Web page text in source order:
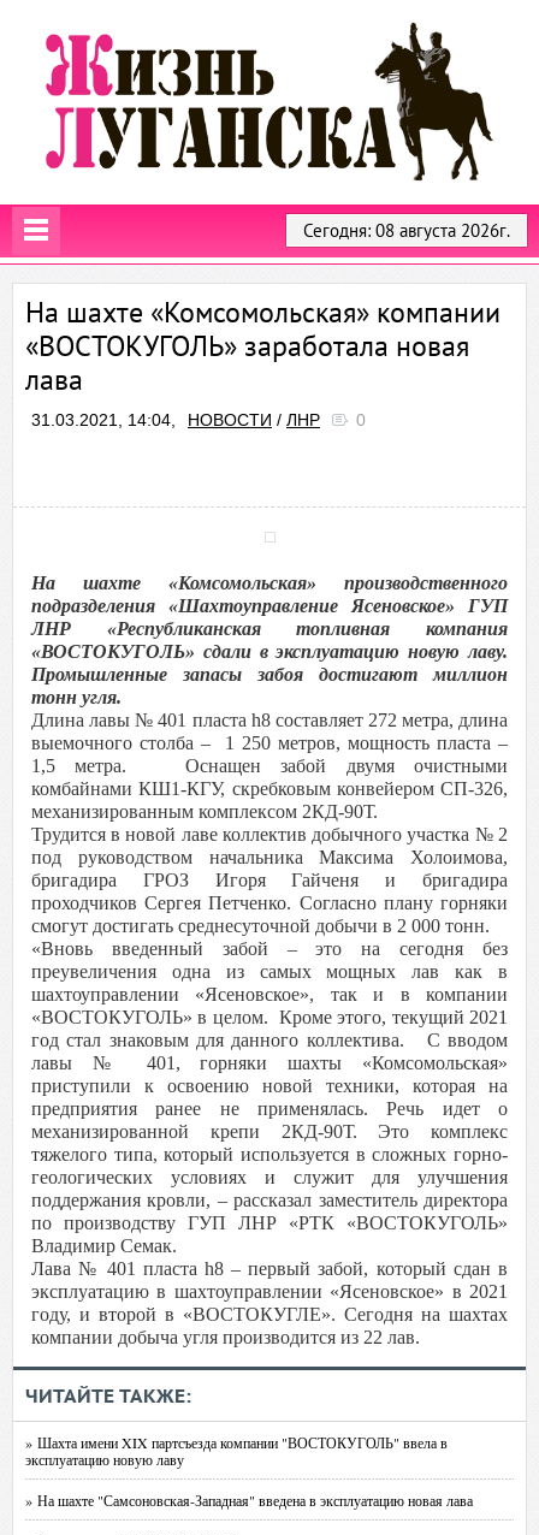
Сегодня: 08 августа 2026г.
На шахте «Комсомольская» компании
«ВОСТОКУГОЛЬ» заработала новая
лава
31.03.2021, 14:04, НОВОСТИ / ЛНР 0
На шахте «Комсомольская» производственного
подразделения «Шахтоуправление Ясеновское» ГУП
ЛНР «Республиканская топливная компания
«ВОСТОКУГОЛЬ» сдали в эксплуатацию новую лаву.
Промышленные запасы забоя достигают миллион
тонн угля.
Длина лавы № 401 пласта h8 составляет 272 метра, длина
выемочного столба – 1 250 метров, мощность пласта –
1,5 метра. Оснащен забой двумя очистными
комбайнами КШ1-КГУ, скребковым конвейером СП-326,
механизированным комплексом 2КД-90Т.
Трудится в новой лаве коллектив добычного участка № 2
под руководством начальника Максима Холоимова,
бригадира ГРОЗ Игоря Гайченя и бригадира
проходчиков Сергея Петченко. Согласно плану горняки
смогут достигать среднесуточной добычи в 2 000 тонн.
«Вновь введенный забой – это на сегодня без
преувеличения одна из самых мощных лав как в
шахтоуправлении «Ясеновское», так и в компании
«ВОСТОКУГОЛЬ» в целом. Кроме этого, текущий 2021
год стал знаковым для данного коллектива. С вводом
лавы № 401, горняки шахты «Комсомольская»
приступили к освоению новой техники, которая на
предприятия ранее не применялась. Речь идет о
механизированной крепи 2КД-90Т. Это комплекс
тяжелого типа, который используется в сложных горно-
геологических условиях и служит для улучшения
поддержания кровли, – рассказал заместитель директора
по производству ГУП ЛНР «РТК «ВОСТОКУГОЛЬ»
Владимир Семак.
Лава № 401 пласта h8 – первый забой, который сдан в
эксплуатацию в шахтоуправлении «Ясеновское» в 2021
году, и второй в «ВОСТОКУГЛЕ». Сегодня на шахтах
компании добыча угля производится из 22 лав.
ЧИТАЙТЕ ТАКЖЕ:
» Шахта имени XIX партсъезда компании "ВОСТОКУГОЛЬ" ввела в
эксплуатацию новую лаву
» На шахте "Самсоновская-Западная" введена в эксплуатацию новая лава